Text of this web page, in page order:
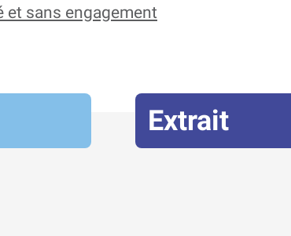
et sans engagement
Extrait